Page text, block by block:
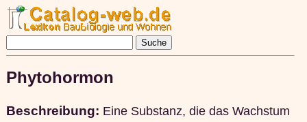
Phytohormon
Beschreibung: Eine Substanz, die das Wachstum